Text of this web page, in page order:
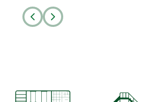
Prev Next